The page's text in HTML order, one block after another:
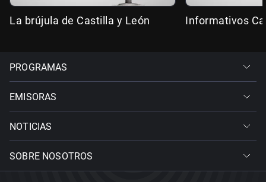
La brújula de Castilla y León Informativos
PROGRAMAS
EMISORAS
NOTICIAS
SOBRE NOSOTROS